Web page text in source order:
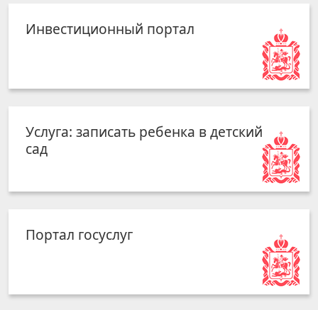
Инвестиционный портал
Услуга: записать ребенка в детский
сад
Портал госуслуг